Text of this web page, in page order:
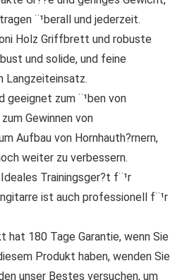
¨¹berall und jederzeit.
Holz Griffbrett und robuste
und solide, und feine
Langzeiteinsatz.
geeignet zum ¨¹ben von
Gewinnen von
Aufbau von Hornhauth?rnern,
weiter zu verbessern.
Ideales Trainingsger?t f¨¹r
ist auch professionell f¨¹r
hat 180 Tage Garantie, wenn Sie
Produkt haben, wenden Sie
unser Bestes versuchen, um